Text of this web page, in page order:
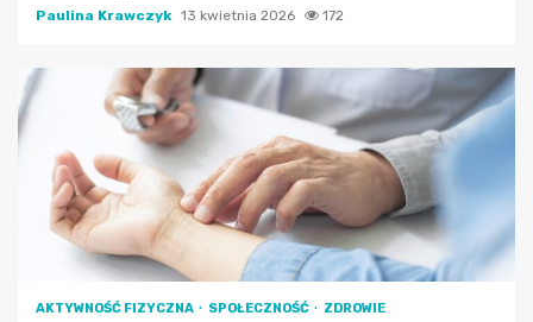
Paulina Krawczyk 13 kwietnia 2026 172
AKTYWNOŚĆ FIZYCZNA SPOŁECZNOŚĆ ZDROWIE